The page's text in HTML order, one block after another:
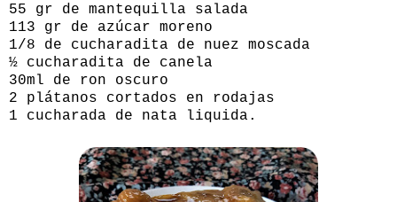
55 gr de mantequilla salada
113 gr de azúcar moreno
1/8 de cucharadita de nuez moscada
½ cucharadita de canela
30ml de ron oscuro
2 plátanos cortados en rodajas
1 cucharada de nata liquida.